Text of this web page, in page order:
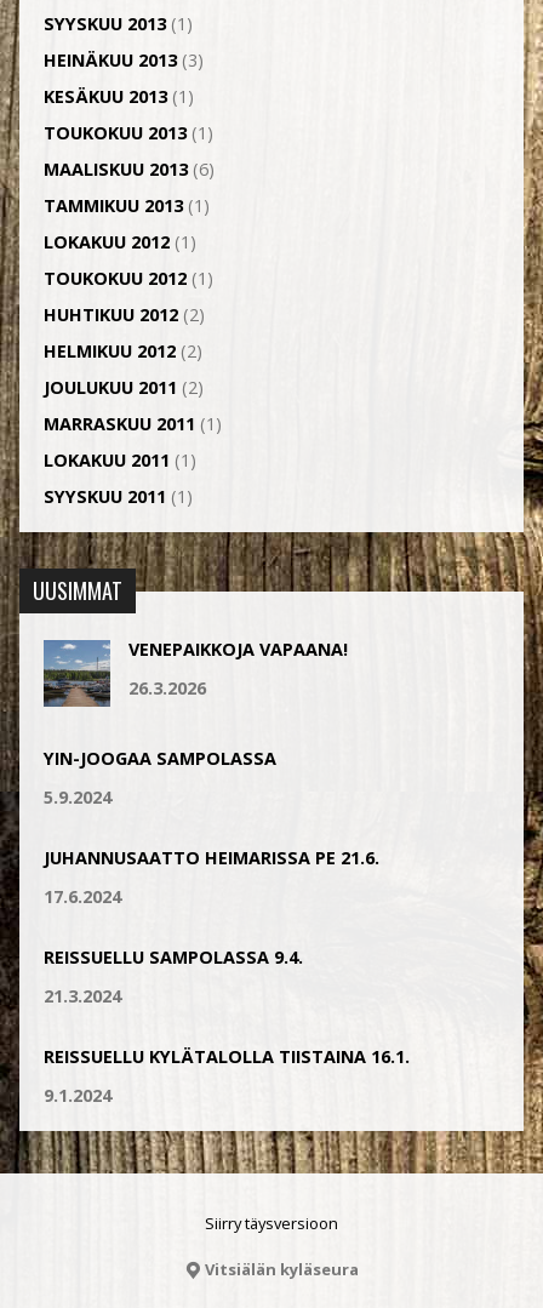
SYYSKUU 2013(1)
HEINÄKUU 2013(3)
KESÄKUU 2013(1)
TOUKOKUU 2013(1)
MAALISKUU 2013(6)
TAMMIKUU 2013(1)
LOKAKUU 2012(1)
TOUKOKUU 2012(1)
HUHTIKUU 2012(2)
HELMIKUU 2012(2)
JOULUKUU 2011 (2)
MARRASKUU 2011 (1)
LOKAKUU 2011 (1)
SYYSKUU 2011 (1)
UUSIMMAT
VENEPAIKKOJA VAPAANA!
26.3.2026
YIN-JOOGAA SAMPOLASSA
5.9.2024
JUHANNUSAATTO HEIMARISSA PE 21.6.
17.6.2024
REISSUELLU SAMPOLASSA 9.4.
21.3.2024
REISSUELLU KYLÄTALOLLA TIISTAINA 16.1.
9.1.2024
Siirry täysversioon
Vitsiälän kyläseura